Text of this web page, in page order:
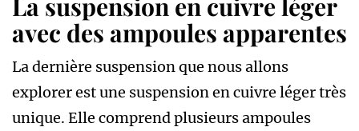
La suspension en cuivre léger
avec des ampoules apparentes
La dernière suspension que nous allons
explorer est une suspension en cuivre léger très
unique. Elle comprend plusieurs ampoules